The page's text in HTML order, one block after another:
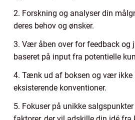
2. Forskning og analyser din
deres behov og ønsker.
3. Vær åben over for feedback og
baseret på input fra potentielle
4. Tænk ud af boksen og vær ikke
eksisterende konventioner.
5. Fokuser på unikke